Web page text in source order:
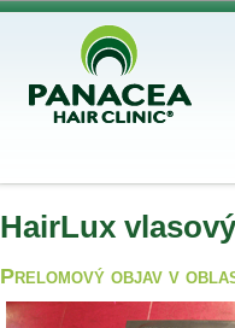
HairLux
Prelomový objav v